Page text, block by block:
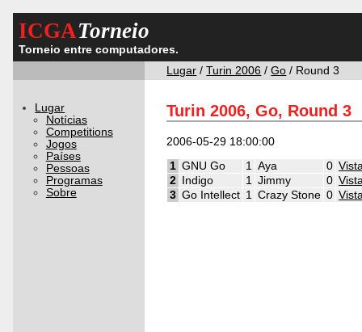
ICGATorneio
Torneio entre computadores.
Lugar /Turin 2006 /Go / Round 3
Lugar
Notícias
Competitions
Jogos
Países
Pessoas
Programas
Sobre
Turin 2006, Go, Round 3
2006-05-29 18:00:00
1 GNU Go 1 Aya 0
2
Indigo 1 Jimmy 0
3 Go Intellect 1 Crazy Stone 0